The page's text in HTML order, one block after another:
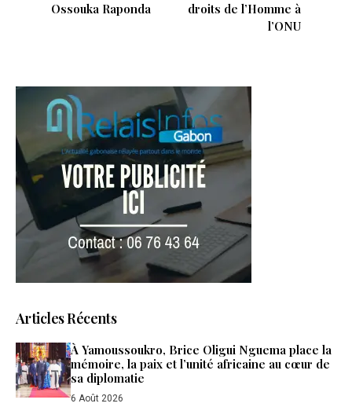
Ossouka Raponda
droits de l’Homme à
l’ONU
Articles Récents
À Yamoussoukro, Brice Oligui Nguema place la
mémoire, la paix et l’unité africaine au cœur de
sa diplomatie
6 Août 2026